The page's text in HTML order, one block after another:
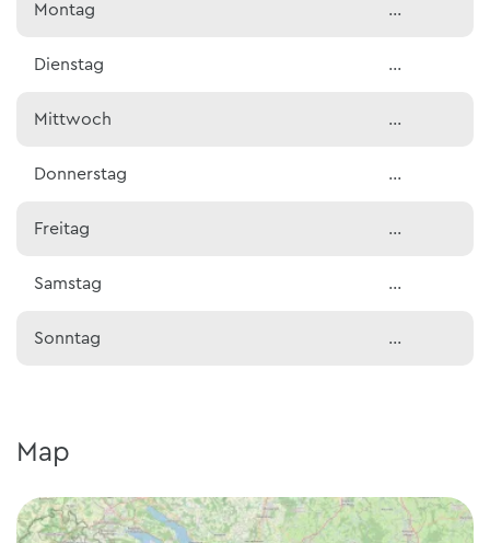
Montag …
Dienstag …
Mittwoch …
Donnerstag …
Freitag …
Samstag …
Sonntag …
Map